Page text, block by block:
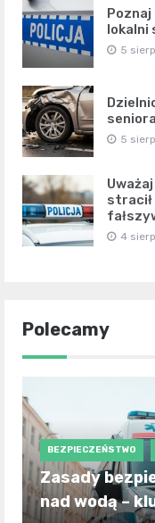
Poznaj
lokalni
5
5
stracił
4
Polecamy
BEZPIECZEŃSTWO
Zasady
nad wodą –